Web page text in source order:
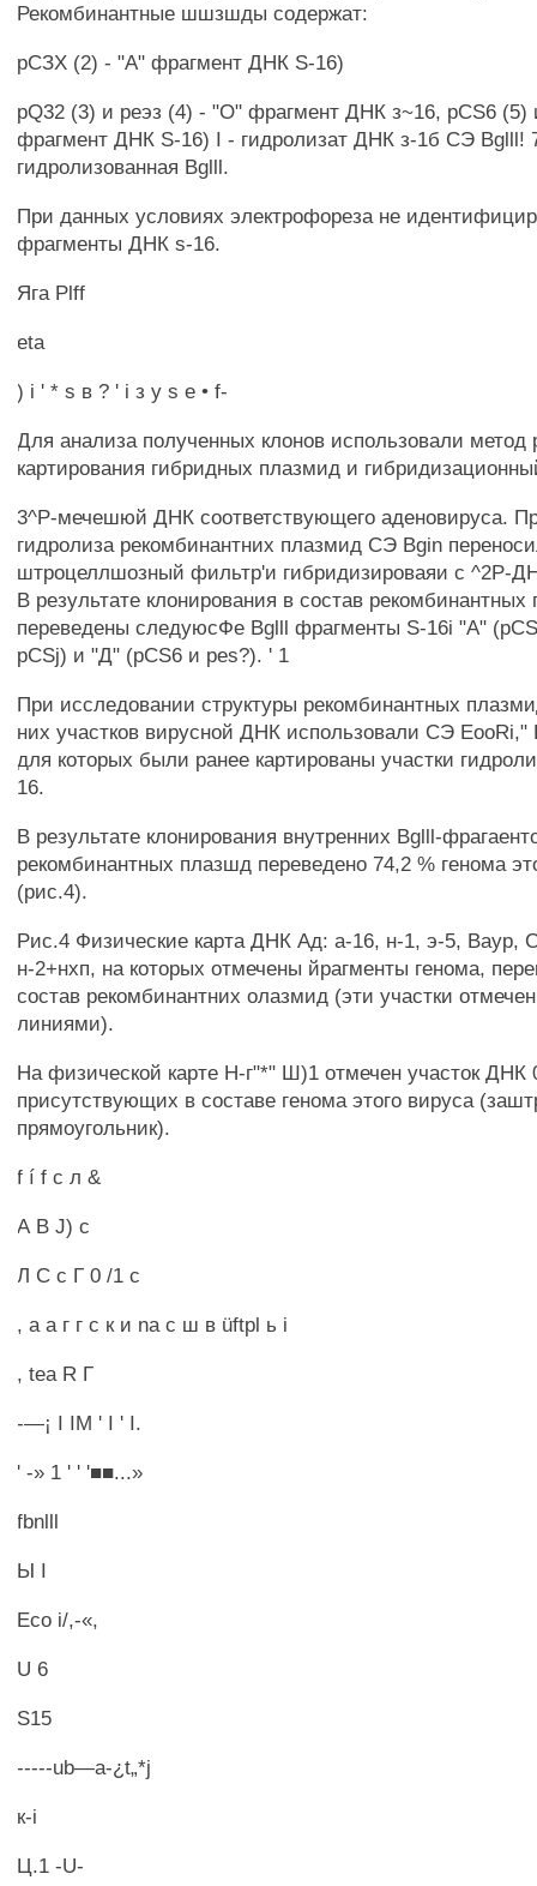
Рекомбинантные шшзшды содержат:
рСЗХ (2) - "А" фрагмент ДНК S-16)
pQ32 (3) и реэз (4) - "О" фрагмент ДНК з~16, pCS6
фрагмент ДНК S-16) I - гидролизат ДНК з-1б СЭ Bglll!
гидролизованная Bglll.
При данных условиях электрофореза не
фрагменты ДНК s-16.
Яга Plff
eta
) i ' * s в ? ' i з у s e • f-
Для анализа полученных клонов использовали метод
картирования гибридных плазмид и
3^Р-мечешюй ДНК соответствующего аденовируса.
гидролиза рекомбинантних плазмид СЭ Bgin
штроцеллшозный фильтр'и гибридизироваяи с ^2Р-
В результате клонирования в состав
переведены следуюсФе Bglll фрагменты S-16i "A"
pCSj) и "Д" (pCS6 и pes?). ' 1
При исследовании структуры рекомбинантных
них участков вирусной ДНК использовали СЭ
для которых были ранее картированы участки
16.
В результате клонирования внутренних Bglll-
рекомбинантных плазшд переведено 74,2 % генома
(рис.4).
Рис.4 Физические карта ДНК Ад: а-16, н-1, э-5, Ваур,
н-2+нхп, на которых отмечены йрагменты генома,
состав рекомбинантних олазмид (эти участки
линиями).
На физической карте Н-г"*" Ш)1 отмечен участок ДНК
присутствующих в составе генома этого вируса
прямоугольник).
f í f с л &
А В J) с
Л С с Г 0 /1 с
, а а г г с к и na с ш в üftpl ь i
, tea R Г
-—¡ I IM ' I ' I.
' -» 1 ' ' '■■...»
fbnlll
Ы I
Eco i/,-«,
U 6
S15
-----ub—a-¿t„*j
к-i
Ц.1 -U-